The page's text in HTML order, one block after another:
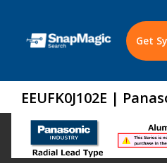
Get
EEUFK0J102E |